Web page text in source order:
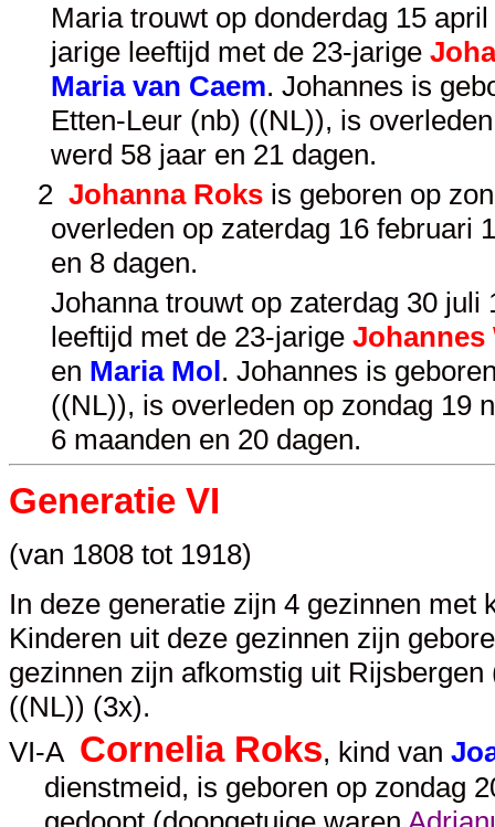
Maria trouwt op donderdag 15
jarige leeftijd met de 23-jarige
Maria van Caem. Johannes is
Etten-Leur (nb) ((NL)), is
werd 58 jaar en 21 dagen.
2 Johanna Roksis geboren op
overleden op zaterdag 16 februari
en 8 dagen.
Johanna trouwt op zaterdag 30
leeftijd met de 23-jarigeJohannes
en Maria Mol. Johannes is
((NL)), is overleden op zondag 19
6 maanden en 20 dagen.
Generatie VI
(van 1808 tot 1918)
In deze generatie zijn 4 gezinnen met
Kinderen uit deze gezinnen zijn
gezinnen zijn afkomstig uit
((NL)) (3x).
VI-A Cornelia Roks, kind van
dienstmeid, is geboren op zondag